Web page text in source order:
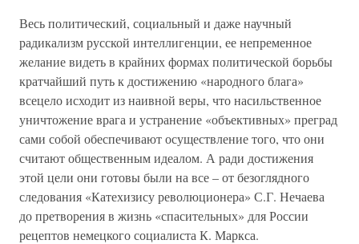
Весь политический, социальный и даже научный
радикализм русской интеллигенции, ее непременное
желание видеть в крайних формах политической борьбы
кратчайший путь к достижению «народного блага»
всецело исходит из наивной веры, что насильственное
уничтожение врага и устранение «объективных» преград
сами собой обеспечивают осуществление того, что они
считают общественным идеалом. А ради достижения
этой цели они готовы были на все – от безоглядного
следования «Катехизису революционера» С.Г. Нечаева
до претворения в жизнь «спасительных» для России
рецептов немецкого социалиста К. Маркса.